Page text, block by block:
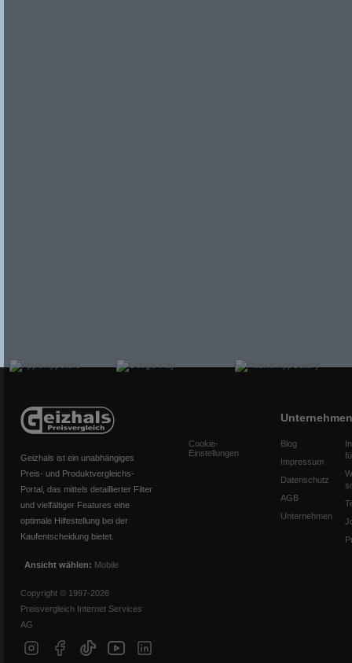
Geizhals ist ein unabhängiges
Preis- und Produktvergleichs-
Portal, das mittels detaillierter Filter
und vielfältiger Features eine
optimale Hilfestellung bei der
Kaufentscheidung bietet.
Ansicht wählen: Mobile
Copyright © 1997-2026
Preisvergleich Internet Services
AG
Cookie-
Einstellungen
Unternehmen
Blog
Impressum
Datenschutz
AGB
Unternehmen